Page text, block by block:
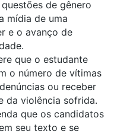
de gênero
mídia de uma
e o avanço de
que o estudante
o número de vítimas
ou receber
da violência sofrida.
que os candidatos
seu texto e se